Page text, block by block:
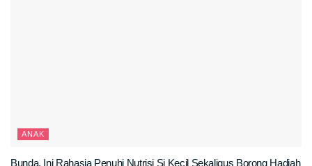
ANAK
Bunda, Ini Rahasia Penuhi Nutrisi Si Kecil Sekaligus Borong Hadiah